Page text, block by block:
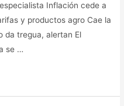
Inflación cede a
y productos agro Cae la
da tregua, alertan El
se …